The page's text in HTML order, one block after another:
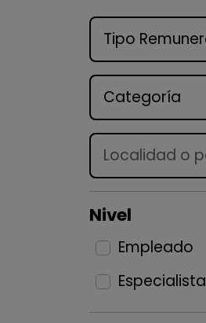
Tipo de oferta
Categoría
Lugar
Nivel
Empleado
Especialista